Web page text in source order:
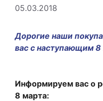
05.03.2018
Дорогие наши
вас с наступающим 8
Информируем вас о
8 марта: